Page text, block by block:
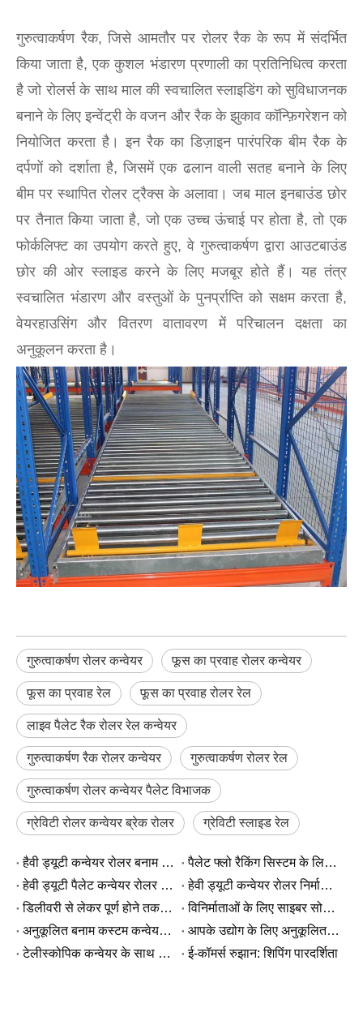
गुरुत्वाकर्षण रैक, जिसे आमतौर पर रोलर रैक के रूप में संदर्भित
किया जाता है, एक कुशल भंडारण प्रणाली का प्रतिनिधित्व करता
है जो रोलर्स के साथ माल की स्वचालित स्लाइडिंग को सुविधाजनक
बनाने के लिए इन्वेंट्री के वजन और रैक के झुकाव कॉन्फ़िगरेशन को
नियोजित करता है। इन रैक का डिज़ाइन पारंपरिक बीम रैक के
दर्पणों को दर्शाता है, जिसमें एक ढलान वाली सतह बनाने के लिए
बीम पर स्थापित रोलर ट्रैक्स के अलावा। जब माल इनबाउंड छोर
पर तैनात किया जाता है, जो एक उच्च ऊंचाई पर होता है, तो एक
फोर्कलिफ्ट का उपयोग करते हुए, वे गुरुत्वाकर्षण द्वारा आउटबाउंड
छोर की ओर स्लाइड करने के लिए मजबूर होते हैं। यह तंत्र
स्वचालित भंडारण और वस्तुओं के पुनर्प्राप्ति को सक्षम करता है,
वेयरहाउसिंग और वितरण वातावरण में परिचालन दक्षता का
अनुकूलन करता है।
गुरुत्वाकर्षण रोलर कन्वेयर फूस का प्रवाह रोलर कन्वेयर
फूस का प्रवाह रेल फूस का प्रवाह रोलर रेल
लाइव पैलेट रैक रोलर रेल कन्वेयर
गुरुत्वाकर्षण रैक रोलर कन्वेयर गुरुत्वाकर्षण रोलर रेल
गुरुत्वाकर्षण रोलर कन्वेयर पैलेट विभाजक
ग्रेविटी रोलर कन्वेयर ब्रेक रोलर ग्रेविटी स्लाइड रेल
हैवी ड्यूटी कन्वेयर रोलर बनाम स्टैंडर्ड कन्वेयर रोलर: क्या अंतर है?
पैलेट फ्लो रैकिंग सिस्टम के लिए ग्रेविटी रोलर कन्वेयर कैसे चुनें
हेवी ड्यूटी पैलेट कन्वेयर रोलर कैसे काम करता है?
हेवी ड्यूटी कन्वेयर रोलर निर्माता: औद्योगिक खरीदारों को क्या पता होना चाहिए
डिलीवरी से लेकर पूर्ण होने तक - त्रिनिदाद ग्राहक ने अच्छी खबर साझा की
विनिर्माताओं के लिए साइबर सोमवार: अधिकतम उत्पादन मांग के लिए कन्वेयर का चयन कैसे करें
अनुकूलित बनाम कस्टम कन्वेयर: अंतर को समझना
आपके उद्योग के लिए अनुकूलित कन्वेयर समाधान
टेलीस्कोपिक कन्वेयर के साथ इस पीक सीज़न में अपनी दक्षता बढ़ाएँ
ई-कॉमर्स रुझान: शिपिंग पारदर्शिता